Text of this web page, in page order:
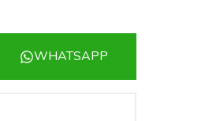
WHATSAPP